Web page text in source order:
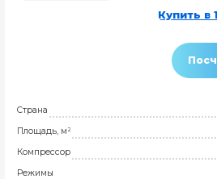
Купить в
Страна
Площадь, м²
Компрессор
Режимы